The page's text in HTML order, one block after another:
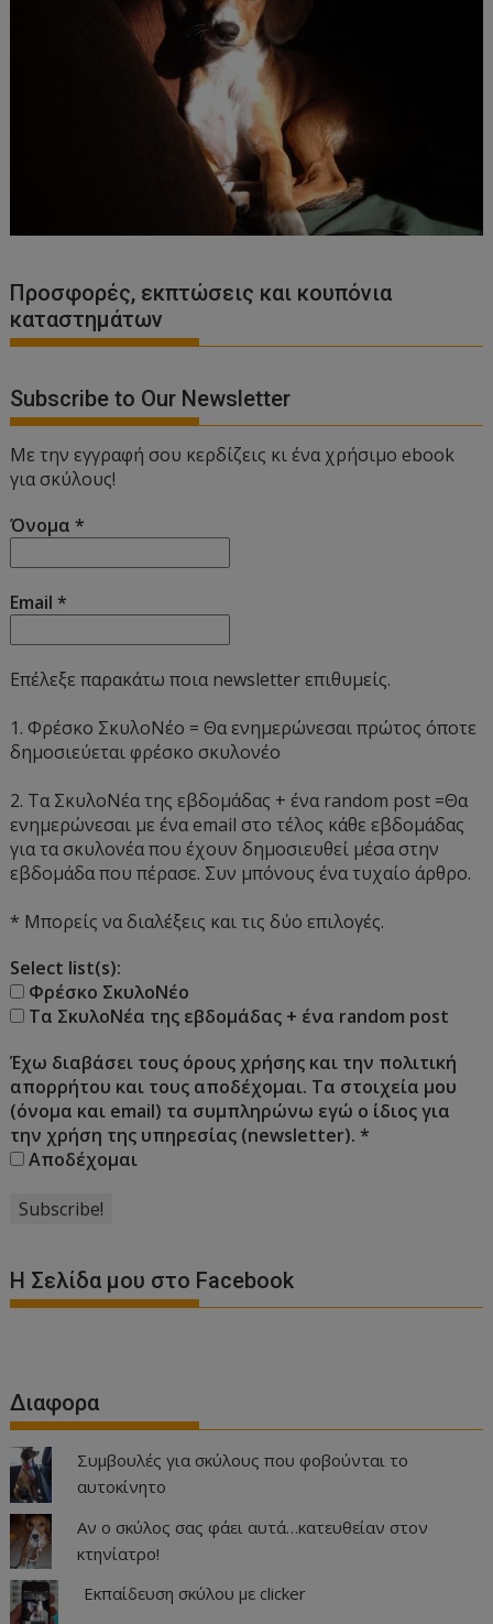
Προσφορές, εκπτώσεις και κουπόνια
καταστημάτων
Subscribe to Our Newsletter
Με την εγγραφή σου κερδίζεις κι ένα χρήσιμο ebook
για σκύλους!
Όνομα*
Email*
Επέλεξε παρακάτω ποια newsletter επιθυμείς.
1. Φρέσκο ΣκυλοΝέο = Θα ενημερώνεσαι πρώτος όποτε
δημοσιεύεται φρέσκο σκυλονέο
2. Τα ΣκυλοΝέα της εβδομάδας + ένα random post =Θα
ενημερώνεσαι με ένα email στο τέλος κάθε εβδομάδας
για τα σκυλονέα που έχουν δημοσιευθεί μέσα στην
εβδομάδα που πέρασε. Συν μπόνους ένα τυχαίο άρθρο.
* Μπορείς να διαλέξεις και τις δύο επιλογές.
Select list(s):
Φρέσκο ΣκυλοΝέο
Τα ΣκυλοΝέα της εβδομάδας + ένα random post
Έχω διαβάσει τους όρους χρήσης και την πολιτική
απορρήτου και τους αποδέχομαι. Τα στοιχεία μου
(όνομα και email) τα συμπληρώνω εγώ ο ίδιος για
την χρήση της υπηρεσίας (newsletter).*
Αποδέχομαι
Η Σελίδα μου στο Facebook
Διαφορα
Συμβουλές για σκύλους που φοβούνται το
αυτοκίνητο
Αν ο σκύλος σας φάει αυτά…κατευθείαν στον
κτηνίατρο!
Εκπαίδευση σκύλου με clicker